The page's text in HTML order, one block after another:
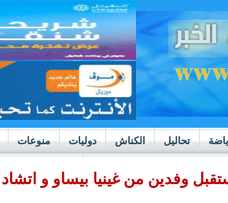
تحاليل الكناش دوليات منوعات
وفدين من غينيا بيساو و اتشاد